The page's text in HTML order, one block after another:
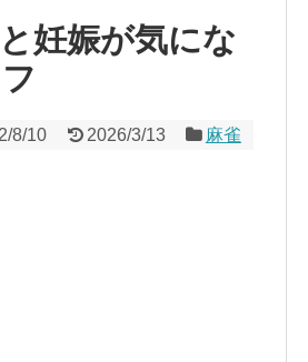
妊娠が気にな
8/10 2026/3/13 麻雀